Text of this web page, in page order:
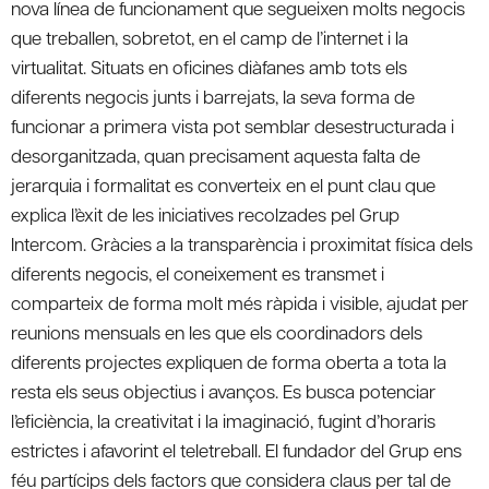
nova línea de funcionament que segueixen molts negocis
que treballen, sobretot, en el camp de l’internet i la
virtualitat. Situats en oficines diàfanes amb tots els
diferents negocis junts i barrejats, la seva forma de
funcionar a primera vista pot semblar desestructurada i
desorganitzada, quan precisament aquesta falta de
jerarquia i formalitat es converteix en el punt clau que
explica l’èxit de les iniciatives recolzades pel Grup
Intercom. Gràcies a la transparència i proximitat física dels
diferents negocis, el coneixement es transmet i
comparteix de forma molt més ràpida i visible, ajudat per
reunions mensuals en les que els coordinadors dels
diferents projectes expliquen de forma oberta a tota la
resta els seus objectius i avanços. Es busca potenciar
l’eficiència, la creativitat i la imaginació, fugint d’horaris
estrictes i afavorint el teletreball. El fundador del Grup ens
féu partícips dels factors que considera claus per tal de